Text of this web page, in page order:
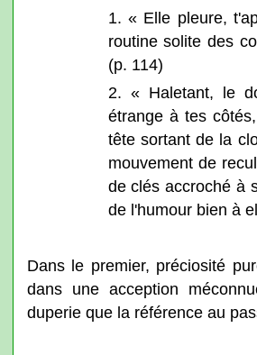
1. « Elle pleure,
routine solite des
(p. 114)
2. « Haletant, le
étrange à tes
tête sortant de la
mouvement de
de clés accroché à
de l'humour bien à
Dans le premier, préciosité
dans une acception
duperie que la référence au